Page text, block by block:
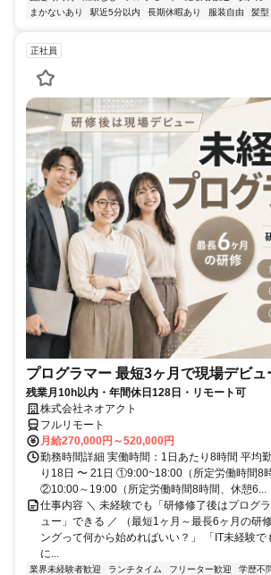
まかないあり
駅近5分以内 長期休暇あり 服装自由 髪型
正社員
プログラマー 最短3ヶ月で現場デビュ
残業月10h以内・年間休日128日・リモート可
株式会社ネオアクト
フルリモート
月給270,000円～520,000円
勤務時間詳細 実働時間：1日あたり8時間 平均
り18日 〜 21日 ①9:00~18:00（所定労働時間8
②10:00～19:00（所定労働時間8時間、休憩6...
仕事内容 ＼ 未経験でも「研修修了後はプログ
ュー」できる ／ （最短1ヶ月～最長6ヶ月の研
ングって何から始めればいい？」 「IT未経験で
に...
業界未経験者歓迎 ランチタイム フリーター歓迎 学歴不